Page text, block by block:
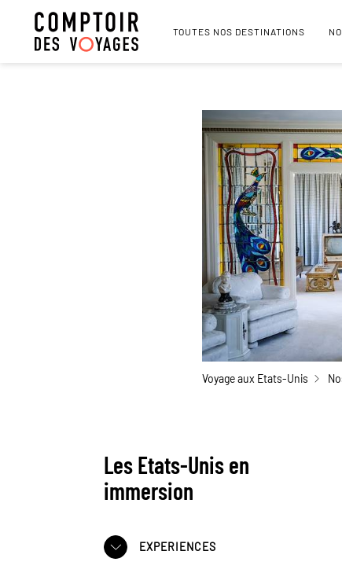
TOUTES NOS DESTINATIONS
Voyage aux Etats-Unis
Les Etats-Unis en
immersion
EXPERIENCES